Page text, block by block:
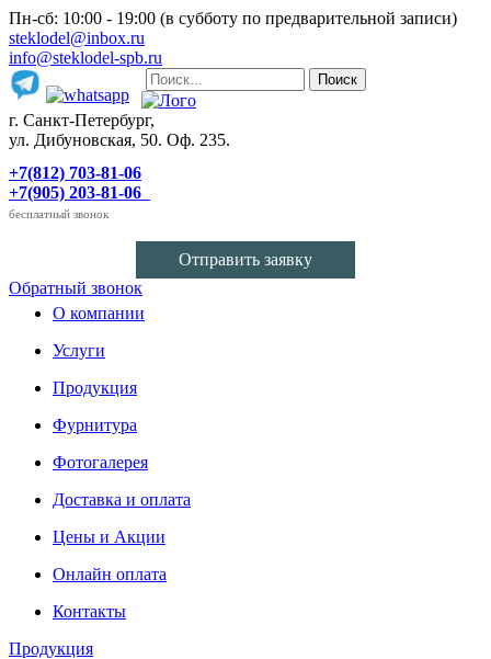
Пн-сб: 10:00 - 19:00 (в субботу по предварительной записи)
steklodel@inbox.ru
info@steklodel-spb.ru
г. Санкт-Петербург,
ул. Дибуновская, 50. Оф. 235.
+7(812) 703-81-06
+7(905) 203-81-06
бесплатный звонок
Отправить заявку
Обратный звонок
О компании
Услуги
Продукция
Фурнитура
Фотогалерея
Доставка и оплата
Цены и Акции
Онлайн оплата
Контакты
Продукция